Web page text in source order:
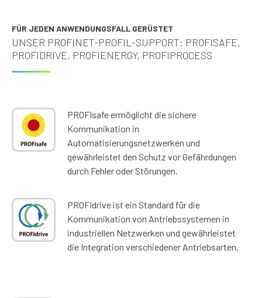
FÜR JEDEN ANWENDUNGSFALL GERÜSTET
UNSER PROFINET-PROFIL-SUPPORT: PROFISAFE,
PROFIDRIVE, PROFIENERGY, PROFIPROCESS
PROFIsafe ermöglicht die sichere
Kommunikation in
Automatisierungsnetzwerken und
gewährleistet den Schutz vor Gefährdungen
durch Fehler oder Störungen.
PROFIdrive ist ein Standard für die
Kommunikation von Antriebssystemen in
industriellen Netzwerken und gewährleistet
die Integration verschiedener Antriebsarten.